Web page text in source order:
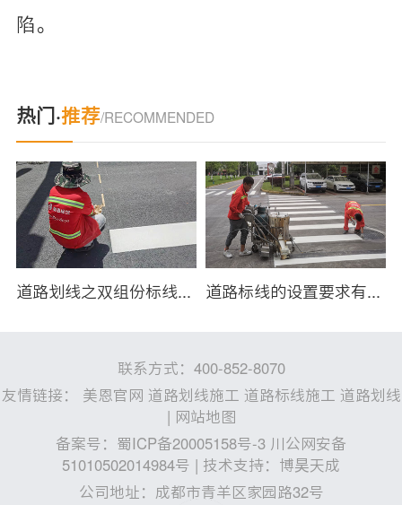
陷。
热门·推荐/RECOMMENDED
联系方式：400-852-8070
友情链接： 美恩官网 道路划线施工 道路标线施工 道路划线
网站地图
备案号： 蜀ICP备20005158号-3 川公网安备
51010502014984号 | 技术支持： 博昊天成
公司地址：成都市青羊区家园路32号